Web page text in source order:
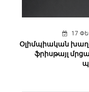
17
Օլիմպիական
ֆրիսթայլ